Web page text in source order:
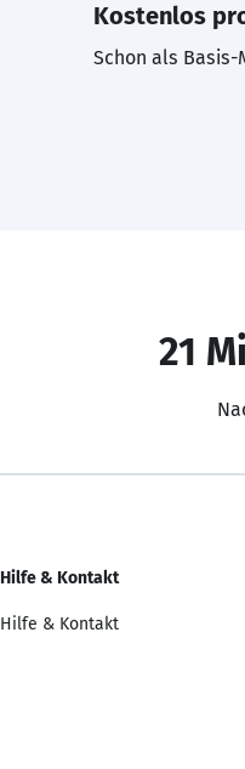
Kostenlos
Schon als
21
Hilfe & Kontakt
Hilfe & Kontakt